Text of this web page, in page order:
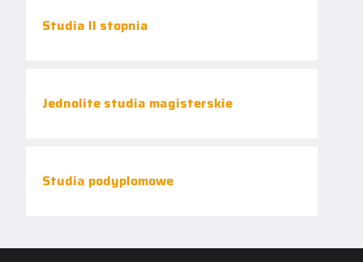
Studia II stopnia
Jednolite studia magisterskie
Studia podyplomowe